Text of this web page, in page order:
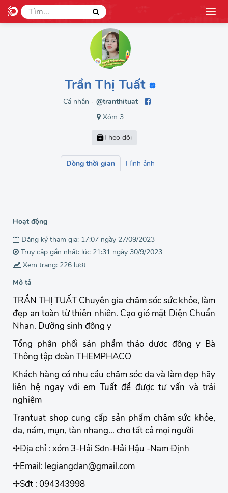
Trần Thị Tuất
Cá nhân ●
@tranthituat
Xóm 3
Dòng thời gian Hình ảnh
Hoạt động
Đăng ký tham gia: 17:07 ngày 27/09/2023
Truy cập gần nhất: lúc 21:31 ngày 30/9/2023
Xem trang: 226 lượt
Mô tả
TRẦN THỊ TUẤT Chuyên gia chăm sóc sức khỏe, làm
đẹp an toàn từ thiên nhiên. Cạo gió mặt Diện Chuẩn
Nhan. Dưỡng sinh đông y
Tổng phân phối sản phẩm thảo dược đông y Bà
Thông tập đoàn THEMPHACO
Khách hàng có nhu cầu chăm sóc da và làm đẹp hãy
liên hệ ngay với em Tuất để được tư vấn và trải
nghiệm
Trantuat shop cung cấp sản phẩm chăm sức khỏe,
da, nám, mụn, tàn nhang... cho tất cả mọi người
✢Địa chỉ : xóm 3-Hải Sơn-Hải Hậu -Nam Định
✢Email: legiangdan@gmail.com
✢Sđt : 094343998